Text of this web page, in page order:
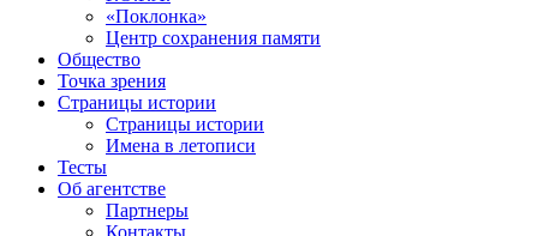
«Поклонка»
Центр сохранения памяти
Общество
Точка зрения
Страницы истории
Страницы истории
Имена в летописи
Тесты
Об агентстве
Партнеры
Контакты